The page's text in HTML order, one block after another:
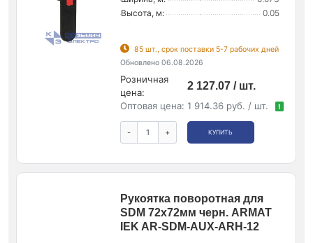
Высота, м:
0.05
85 шт., срок поставки 5-7 рабочих дней
Обновлено 06.08.2026
Розничная
цена:
2 127.07 / шт.
Оптовая цена: 1 914.36 руб. / шт. !
- + КУПИТЬ
Рукоятка поворотная для
SDM 72х72мм черн. ARMAT
IEK AR-SDM-AUX-ARH-12